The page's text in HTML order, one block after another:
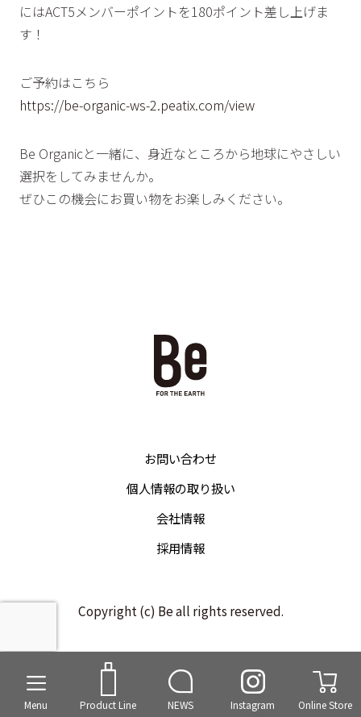
Menu Product Line NEWS Instagram Online Store
にはACT5メンバーポイントを180ポイント差し上げま
す！
ご予約はこちら
https://be-organic-ws-2.peatix.com/view
Be Organicと一緒に、身近なところから地球にやさしい
選択をしてみませんか。
ぜひこの機会にお買い物をお楽しみください。
お問い合わせ
個人情報の取り扱い
会社情報
採用情報
Copyright (c) Be all rights reserved.